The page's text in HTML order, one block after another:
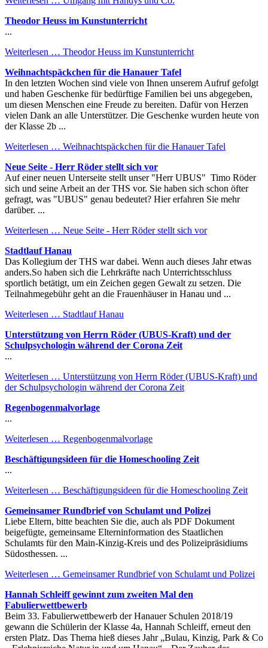
Theodor Heuss im Kunstunterricht
...
Weiterlesen … Theodor Heuss im Kunstunterricht
Weihnachtspäckchen für die Hanauer Tafel
In den letzten Wochen sind viele von Ihnen unserem Aufruf gefolgt
und haben Geschenke für bedürftige Familien bei uns abgegeben,
um diesen Menschen eine Freude zu bereiten. Dafür von Herzen
vielen Dank an alle Unterstützer. Die Geschenke wurden heute von
der Klasse 2b ...
Weiterlesen … Weihnachtspäckchen für die Hanauer Tafel
Neue Seite - Herr Röder stellt sich vor
Auf einer neuen Unterseite stellt unser "Herr UBUS" Timo Röder
sich und seine Arbeit an der THS vor. Sie haben sich schon öfter
gefragt, was "UBUS" genau bedeutet? Hier erfahren Sie mehr
darüber. ...
Weiterlesen … Neue Seite - Herr Röder stellt sich vor
Stadtlauf Hanau
Das Kollegium der THS war dabei. Wenn auch dieses Jahr etwas
anders.So haben sich die Lehrkräfte nach Unterrichtsschluss
sportlich betätigt, um ein Zeichen gegen Gewalt zu setzen. Die
Teilnahmegebühr geht an die Frauenhäuser in Hanau und ...
Weiterlesen … Stadtlauf Hanau
Unterstützung von Herrn Röder (UBUS-Kraft) und der
Schulpsychologin während der Corona Zeit
...
Weiterlesen … Unterstützung von Herrn Röder (UBUS-Kraft) und
der Schulpsychologin während der Corona Zeit
Regenbogenmalvorlage
...
Weiterlesen … Regenbogenmalvorlage
Beschäftigungsideen für die Homeschooling Zeit
...
Weiterlesen … Beschäftigungsideen für die Homeschooling Zeit
Gemeinsamer Rundbrief von Schulamt und Polizei
Liebe Eltern, bitte beachten Sie die, auch als PDF Dokument
beigefügte, gemeinsame Elterninformation des Staatlichen
Schulamts für den Main-Kinzig-Kreis und des Polizeipräsidiums
Südosthessen. ...
Weiterlesen … Gemeinsamer Rundbrief von Schulamt und Polizei
Hannah Schleiff gewinnt zum zweiten Mal den
Fabulierwettbewerb
Beim 33. Fabulierwettbewerb der Hanauer Schulen 2018/19
gewann die Schülerin der Klasse 4a, Hannah Schleiff, erneut den
ersten Platz. Das Thema hieß dieses Jahr „Bulau, Kinzig, Park & Co